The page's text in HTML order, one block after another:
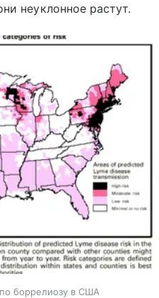
неуклонное растут.
боррелиозу в США